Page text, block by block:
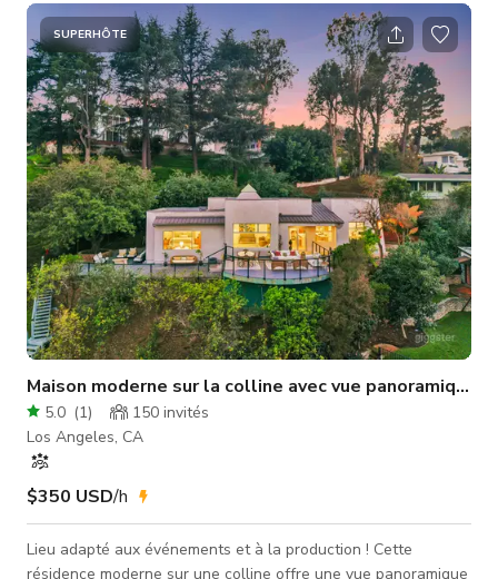
spectaculaire. À l'intérieur, les détails originaux - la maison a
été construite en 1923 - restent intacts, y compris les
plafonds en plâtre estampé à la main dans la salle à manger
et les fenêtres françaises. Des jardins en terrasses luxurian
SUPERHÔTE
Maison moderne sur la colline avec vue panoramique
5.0 (1) 150 invités
Los Angeles, CA
$350 USD/h
Lieu adapté aux événements et à la production ! Cette
résidence moderne sur une colline offre une vue panoramique